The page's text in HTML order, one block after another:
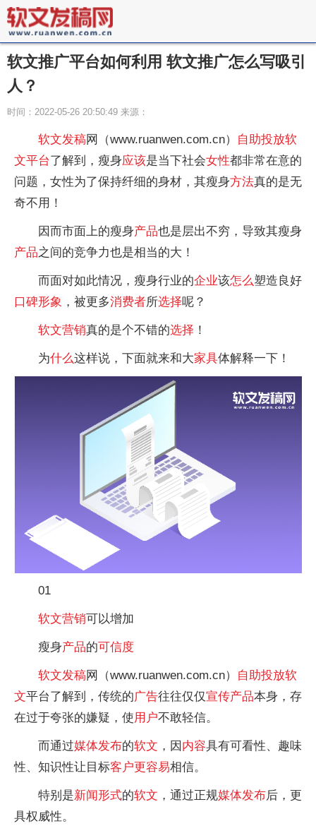
软文推广平台如何利用 软文推广怎么写吸引
人？
时间：2022-05-26 20:50:49 来源：
软文发稿网（www.ruanwen.com.cn） 自助投放软
文平台了解到，瘦身应该是当下社会女性都非常在意的
问题，女性为了保持纤细的身材，其瘦身方法真的是无
奇不用！
因而市面上的瘦身产品也是层出不穷，导致其瘦身
产品之间的竞争力也是相当的大！
而面对如此情况，瘦身行业的企业该怎么塑造良好
口碑形象 ，被更多消费者所选择呢？
软文营销真的是个不错的选择 ！
为什么这样说，下面就来和大家具体解释一下！
01
软文营销可以增加
瘦身产品的可信度
软文发稿网（www.ruanwen.com.cn） 自助投放软
文平台了解到，传统的广告往往仅仅宣传产品本身，存
在过于夸张的嫌疑，使用户不敢轻信。
而通过媒体发布的软文 ，因 内容具有可看性、趣味
性、知识性让目标客户更容易相信。
特别是新闻 形式的软文 ，通过正规媒体发布后，更
具权威性。